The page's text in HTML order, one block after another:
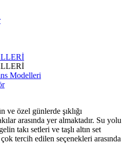
Modelleri
ve özel günlerde şıklığı
arasında yer almaktadır. Su yolu
takı setleri ve taşlı altın set
tercih edilen seçenekleri arasında